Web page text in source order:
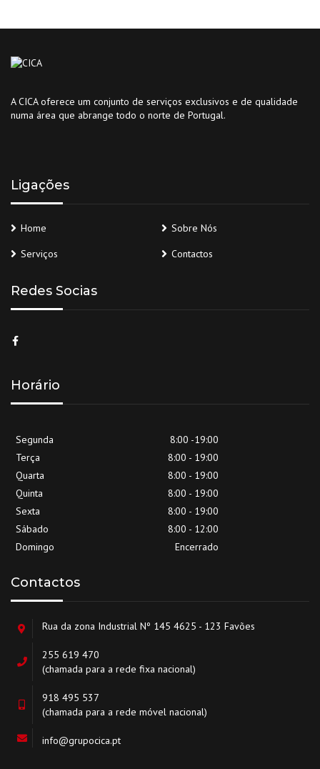
A CICA oferece um conjunto de serviços exclusivos e de qualidade
numa área que abrange todo o norte de Portugal.
Ligações
Home
Sobre Nós
Serviços
Contactos
Redes Socias
Horário
Segunda
8:00 -19:00
Terça
8:00 - 19:00
Quarta
8:00 - 19:00
Quinta
8:00 - 19:00
Sexta
8:00 - 19:00
Sábado
8:00 - 12:00
Domingo
Encerrado
Contactos
Rua da zona Industrial Nº 145 4625 - 123 Favões
255 619 470
(chamada para a rede fixa nacional)
918 495 537
(chamada para a rede móvel nacional)
info@grupocica.pt